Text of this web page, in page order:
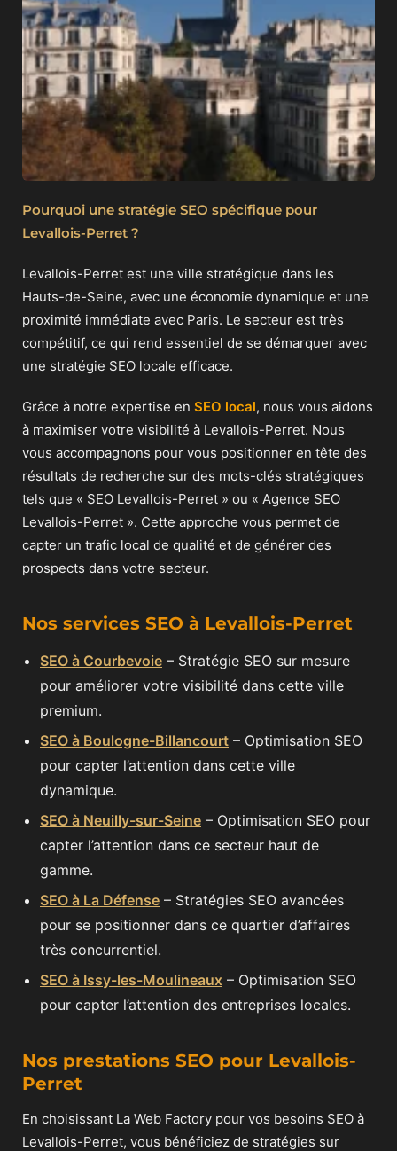
Pourquoi une stratégie SEO spécifique pour
Levallois-Perret ?
Levallois-Perret est une ville stratégique dans les
Hauts-de-Seine, avec une économie dynamique et une
proximité immédiate avec Paris. Le secteur est très
compétitif, ce qui rend essentiel de se démarquer avec
une stratégie SEO locale efficace.
Grâce à notre expertise en SEO local, nous vous aidons
à maximiser votre visibilité à Levallois-Perret. Nous
vous accompagnons pour vous positionner en tête des
résultats de recherche sur des mots-clés stratégiques
tels que « SEO Levallois-Perret » ou « Agence SEO
Levallois-Perret ». Cette approche vous permet de
capter un trafic local de qualité et de générer des
prospects dans votre secteur.
Nos services SEO à Levallois-Perret
SEO à Courbevoie – Stratégie SEO sur mesure
pour améliorer votre visibilité dans cette ville
premium.
SEO à Boulogne-Billancourt – Optimisation SEO
pour capter l’attention dans cette ville
dynamique.
SEO à Neuilly-sur-Seine – Optimisation SEO pour
capter l’attention dans ce secteur haut de
gamme.
SEO à La Défense – Stratégies SEO avancées
pour se positionner dans ce quartier d’affaires
très concurrentiel.
SEO à Issy-les-Moulineaux – Optimisation SEO
pour capter l’attention des entreprises locales.
Nos prestations SEO pour Levallois-
Perret
En choisissant La Web Factory pour vos besoins SEO à
Levallois-Perret, vous bénéficiez de stratégies sur